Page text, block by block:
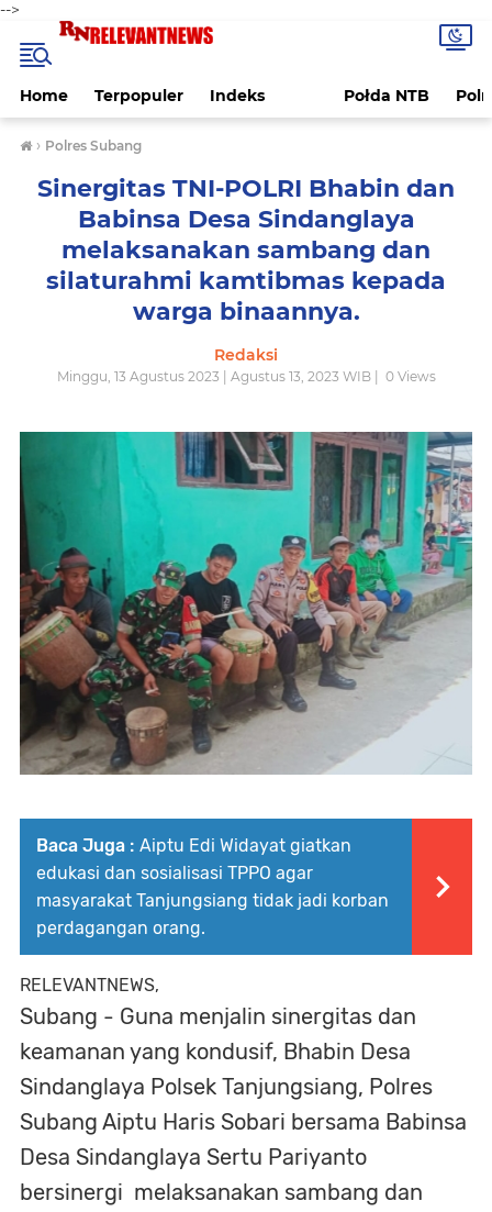
-->
Home Terpopuler Indeks Połda NTB
› Polres Subang
Sinergitas TNI-POLRI Bhabin dan
Babinsa Desa Sindanglaya
melaksanakan sambang dan
silaturahmi kamtibmas kepada
warga binaannya.
Redaksi
Minggu, 13 Agustus 2023 | Agustus 13, 2023 WIB | 0Views
Baca Juga : Aiptu Edi Widayat giatkan
edukasi dan sosialisasi TPPO agar
masyarakat Tanjungsiang tidak jadi korban
perdagangan orang.
RELEVANTNEWS,
Subang - Guna menjalin sinergitas dan
keamanan yang kondusif, Bhabin Desa
Sindanglaya Polsek Tanjungsiang, Polres
Subang Aiptu Haris Sobari bersama Babinsa
Desa Sindanglaya Sertu Pariyanto
bersinergi melaksanakan sambang dan